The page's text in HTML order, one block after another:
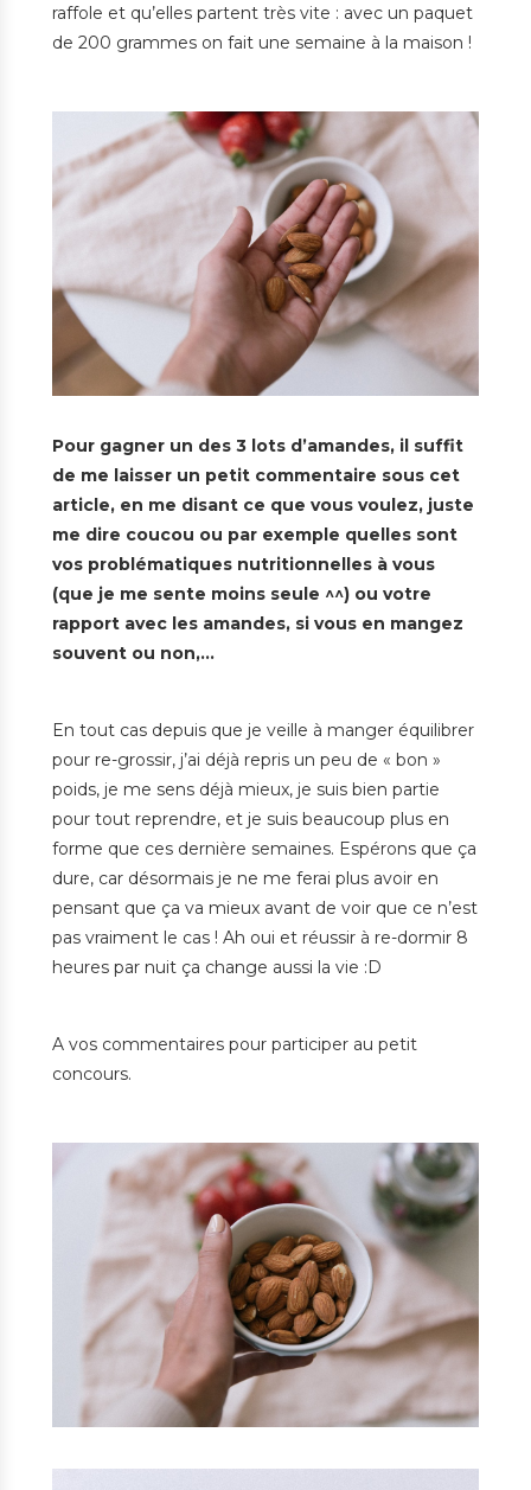
raffole et qu’elles partent très vite : avec un paquet
de 200 grammes on fait une semaine à la maison !
Pour gagner un des 3 lots d’amandes, il suffit
de me laisser un petit commentaire sous cet
article, en me disant ce que vous voulez, juste
me dire coucou ou par exemple quelles sont
vos problématiques nutritionnelles à vous
(que je me sente moins seule ^^) ou votre
rapport avec les amandes, si vous en mangez
souvent ou non,…
En tout cas depuis que je veille à manger équilibrer
pour re-grossir, j’ai déjà repris un peu de « bon »
poids, je me sens déjà mieux, je suis bien partie
pour tout reprendre, et je suis beaucoup plus en
forme que ces dernière semaines. Espérons que ça
dure, car désormais je ne me ferai plus avoir en
pensant que ça va mieux avant de voir que ce n’est
pas vraiment le cas ! Ah oui et réussir à re-dormir 8
heures par nuit ça change aussi la vie :D
A vos commentaires pour participer au petit
concours.